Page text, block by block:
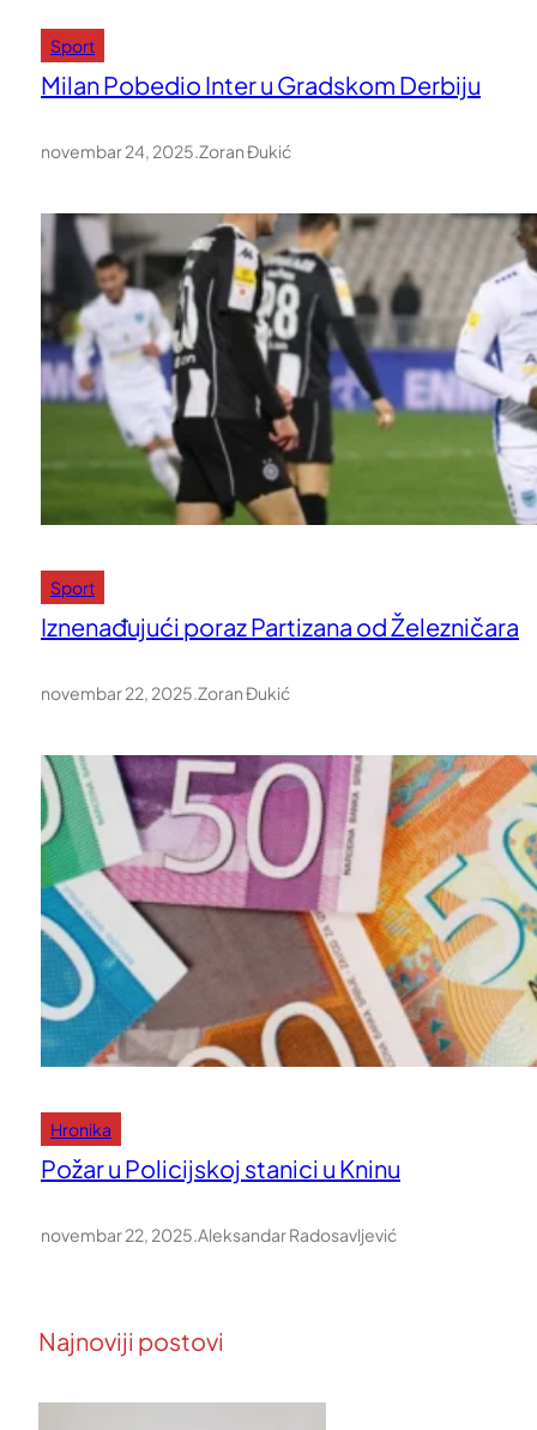
Sport
Milan Pobedio Inter u Gradskom Derbiju
novembar 24, 2025.Zoran Đukić
Sport
Iznenađujući poraz Partizana od Železničara
novembar 22, 2025.Zoran Đukić
Hronika
Požar u Policijskoj stanici u Kninu
novembar 22, 2025.Aleksandar Radosavljević
Najnoviji postovi